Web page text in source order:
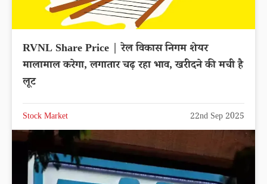
RVNL Share Price | रेल विकास निगम शेयर
मालामाल करेगा, लगातार चढ़ रहा भाव, खरीदने की मची है
लूट
Stock Market 22nd Sep 2025